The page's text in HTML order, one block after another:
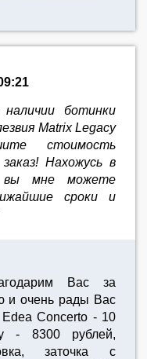
ботинки
Matrix Legacy
стоимость
Нахожусь в
вы мне можете
сроки и
Вас за
и очень рады Вас
Concerto - 10
- 8300 рублей,
заточка с